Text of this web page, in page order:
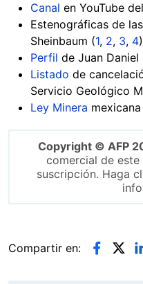
Canal en YouTube
Estenográficas de
Sheinbaum (1, 2, 3, 4)
Perfil de Juan Daniel
Listado de
Servicio Geológico
Ley Minera mexicana
Copyright © AFP
comercial de
suscripción. Haga
Compartir en: